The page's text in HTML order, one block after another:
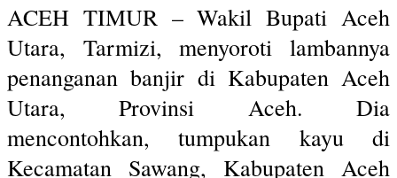
ACEH TIMUR – Wakil Bupati Aceh
Utara, Tarmizi, menyoroti lambannya
penanganan banjir di Kabupaten Aceh
Utara, Provinsi Aceh. Dia
mencontohkan, tumpukan kayu di
Kecamatan Sawang, Kabupaten Aceh